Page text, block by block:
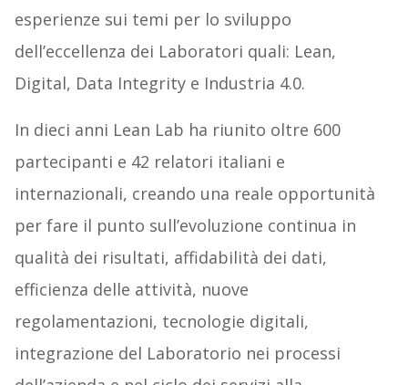
esperienze sui temi per lo sviluppo
dell’eccellenza dei Laboratori quali: Lean,
Digital, Data Integrity e Industria 4.0.
In dieci anni Lean Lab ha riunito oltre 600
partecipanti e 42 relatori italiani e
internazionali, creando una reale opportunità
per fare il punto sull’evoluzione continua in
qualità dei risultati, affidabilità dei dati,
efficienza delle attività, nuove
regolamentazioni, tecnologie digitali,
integrazione del Laboratorio nei processi